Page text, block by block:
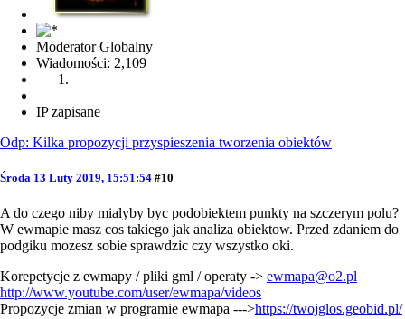
Moderator Globalny
Wiadomości: 2,109
IP zapisane
Odp: Kilka propozycji przyspieszenia tworzenia obiektów
Środa 13 Luty 2019, 15:51:54 #10
A do czego niby mialyby byc podobiektem punkty na szczerym polu?
W ewmapie masz cos takiego jak analiza obiektow. Przed zdaniem do
podgiku mozesz sobie sprawdzic czy wszystko oki.
Korepetycje z ewmapy / pliki gml / operaty -> ewmapa@o2.pl
http://www.youtube.com/user/ewmapa/videos
Propozycje zmian w programie ewmapa --->https://twojglos.geobid.pl/